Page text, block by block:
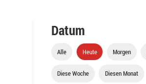
Datum
Alle Heute Morgen
Diese Woche Diesen Monat